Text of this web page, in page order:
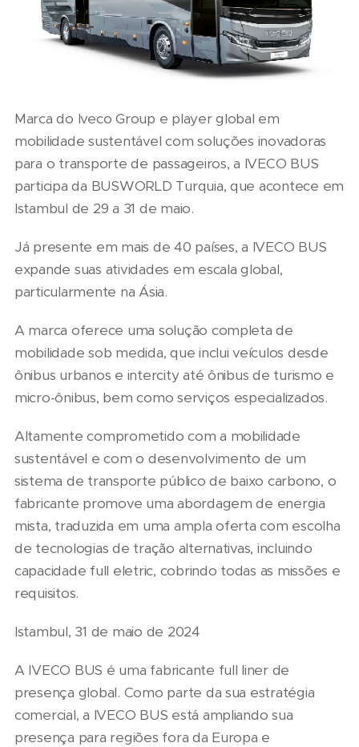
Marca do Iveco Group e player global em
mobilidade sustentável com soluções inovadoras
para o transporte de passageiros, a IVECO BUS
participa da BUSWORLD Turquia, que acontece em
Istambul de 29 a 31 de maio.
Já presente em mais de 40 países, a IVECO BUS
expande suas atividades em escala global,
particularmente na Ásia.
A marca oferece uma solução completa de
mobilidade sob medida, que inclui veículos desde
ônibus urbanos e intercity até ônibus de turismo e
micro-ônibus, bem como serviços especializados.
Altamente comprometido com a mobilidade
sustentável e com o desenvolvimento de um
sistema de transporte público de baixo carbono, o
fabricante promove uma abordagem de energia
mista, traduzida em uma ampla oferta com escolha
de tecnologias de tração alternativas, incluindo
capacidade full eletric, cobrindo todas as missões e
requisitos.
Istambul, 31 de maio de 2024
A IVECO BUS é uma fabricante full liner de
presença global. Como parte da sua estratégia
comercial, a IVECO BUS está ampliando sua
presença para regiões fora da Europa e